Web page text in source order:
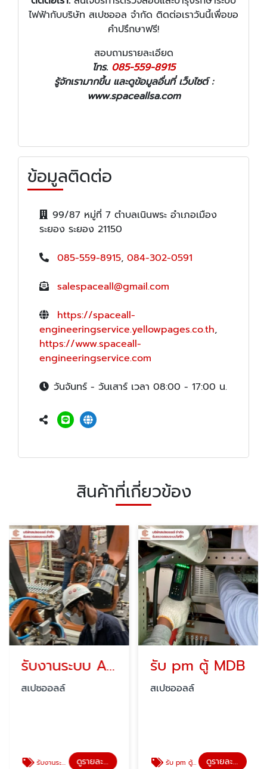
ไฟฟ้ากับบริษัท สเปซออล จำกัด ติดต่อเราวันนี้เพื่อขอ
คำปรึกษาฟรี!
สอบถามรายละเอียด
โทร. 085-559-8915
รู้จักเรามากขึ้น และดูข้อมูลอื่นที่ เว็บไซต์ :
www.spaceallsa.com
ข้อมูลติดต่อ
99/87 หมู่ที่ 7 ตำบลเนินพระ อำเภอเมือง
ระยอง ระยอง 21150
085-559-8915, 084-302-0591
salespaceall@gmail.com
https://spaceall-
engineeringservice.yellowpages.co.th,
https://www.spaceall-
engineeringservice.com
วันจันทร์ - วันเสาร์ เวลา 08:00 - 17:00 น.
สินค้าที่เกี่ยวข้อง
รับงานระบบ Automation
สเปซออลล์
รับงานระบบ Automation ดูรายละเอียด
รับ pm ตู้ MDB
สเปซออลล์
รับ pm ตู้ MDB ดูรายละเอียด